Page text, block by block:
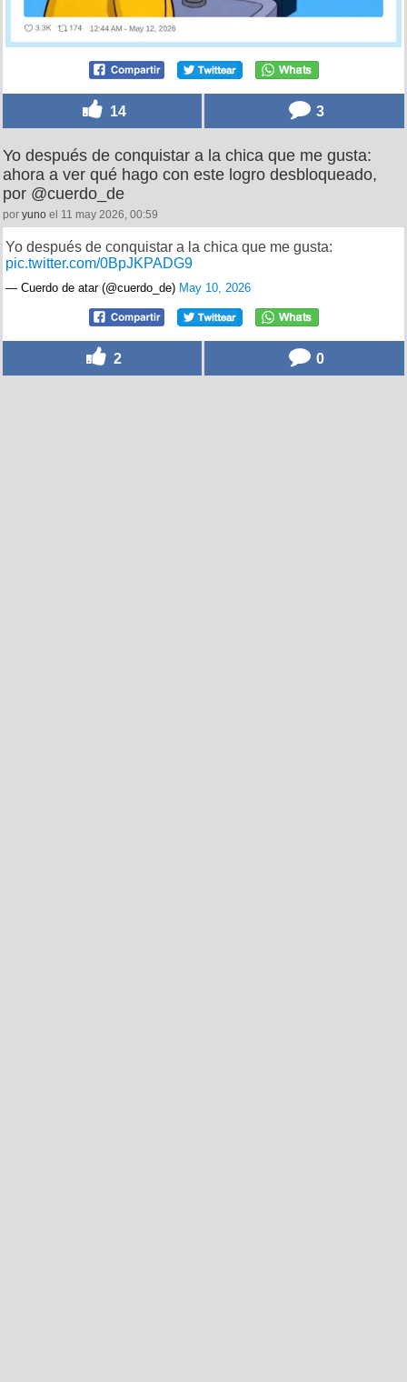
14 3
Yo después de conquistar a la chica que me gusta:
ahora a ver qué hago con este logro desbloqueado,
por @cuerdo_de
por yuno el 11 may 2026, 00:59
Yo después de conquistar a la chica que me gusta:
pic.twitter.com/0BpJKPADG9
— Cuerdo de atar (@cuerdo_de) May 10, 2026
2 0